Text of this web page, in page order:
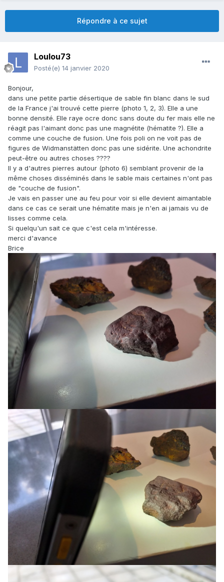
Répondre à ce sujet
Loulou73
Posté(e) 14 janvier 2020
Bonjour,
dans une petite partie désertique de sable fin blanc dans le sud
de la France j'ai trouvé cette pierre (photo 1, 2, 3). Elle a une
bonne densité. Elle raye ocre donc sans doute du fer mais elle ne
réagit pas l'aimant donc pas une magnétite (hématite ?). Elle a
comme une couche de fusion. Une fois poli on ne voit pas de
figures de Widmanstätten donc pas une sidérite. Une achondrite
peut-être ou autres choses ????
Il y a d'autres pierres autour (photo 6) semblant provenir de la
même choses disséminés dans le sable mais certaines n'ont pas
de "couche de fusion".
Je vais en passer une au feu pour voir si elle devient aimantable
dans ce cas ce serait une hématite mais je n'en ai jamais vu de
lisses comme cela.
Si quelqu'un sait ce que c'est cela m'intéresse.
merci d'avance
Brice